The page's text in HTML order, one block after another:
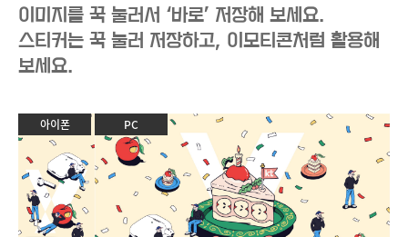
이미지를 꾹 눌러서 ‘바로’ 저장해 보세요.
스티커는 꾹 눌러 저장하고, 이모티콘처럼 활용해
보세요.
아이폰 PC